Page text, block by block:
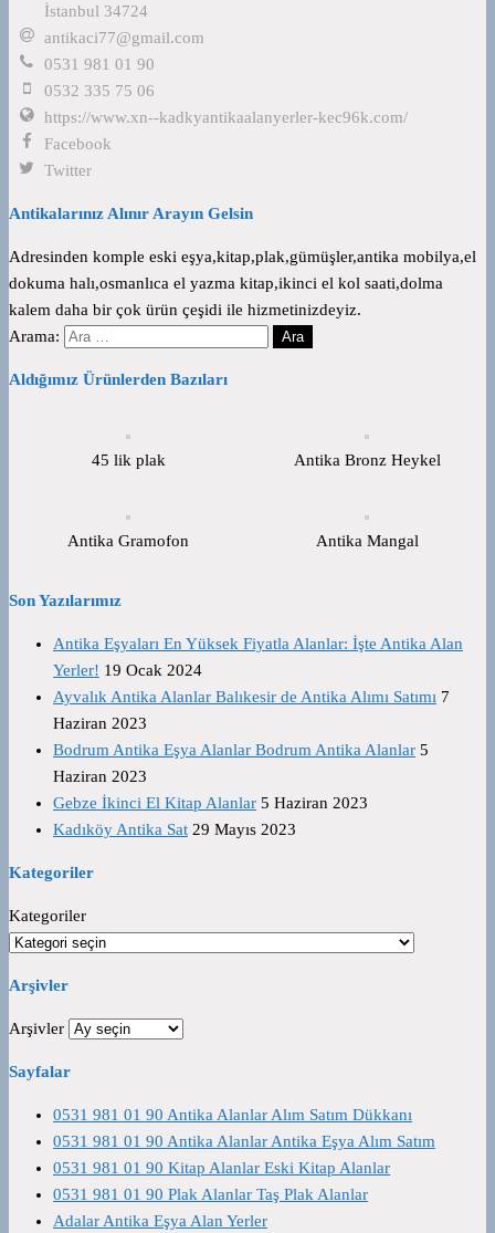
İstanbul 34724
antikaci77@gmail.com
0531 981 01 90
0532 335 75 06
https://www.xn--kadkyantikaalanyerler-kec96k.com/
Facebook
Twitter
Antikalarınız Alınır Arayın Gelsin
Adresinden komple eski eşya,kitap,plak,gümüşler,antika mobilya,el
dokuma halı,osmanlıca el yazma kitap,ikinci el kol saati,dolma
kalem daha bir çok ürün çeşidi ile hizmetinizdeyiz.
Arama:
Aldığımız Ürünlerden Bazıları
45 lik plak Antika Bronz Heykel
Antika Gramofon Antika Mangal
Son Yazılarımız
Antika Eşyaları En Yüksek Fiyatla Alanlar: İşte Antika Alan
Yerler! 19 Ocak 2024
Ayvalık Antika Alanlar Balıkesir de Antika Alımı Satımı 7
Haziran 2023
Bodrum Antika Eşya Alanlar Bodrum Antika Alanlar 5
Haziran 2023
Gebze İkinci El Kitap Alanlar 5 Haziran 2023
Kadıköy Antika Sat 29 Mayıs 2023
Kategoriler
Kategoriler
Arşivler
Arşivler
Sayfalar
0531 981 01 90 Antika Alanlar Alım Satım Dükkanı
0531 981 01 90 Antika Alanlar Antika Eşya Alım Satım
0531 981 01 90 Kitap Alanlar Eski Kitap Alanlar
0531 981 01 90 Plak Alanlar Taş Plak Alanlar
Adalar Antika Eşya Alan Yerler